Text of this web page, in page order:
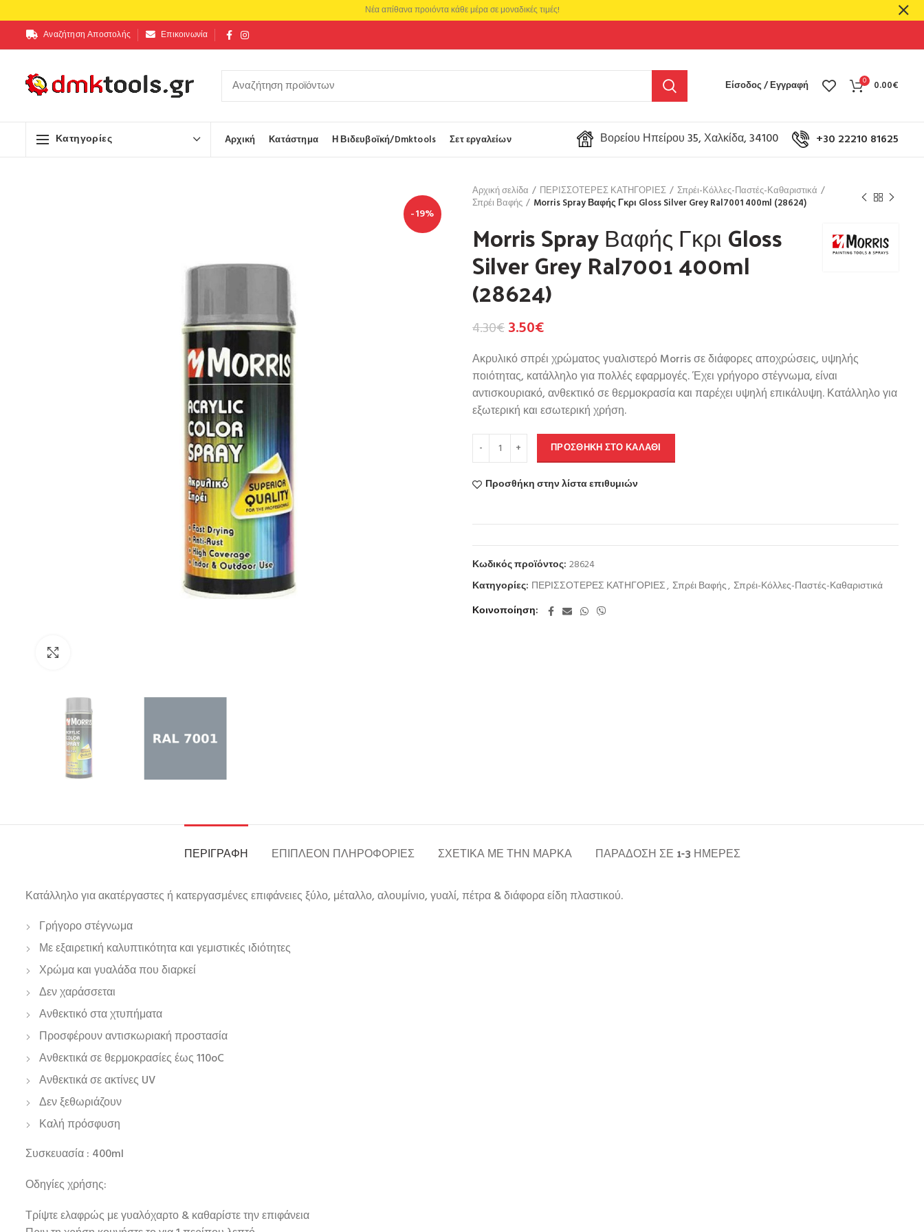
Αναζήτηση Αποστολής Επικοινωνία
Είσοδος / Εγγραφή 0 0.00€
Κατηγορίες Αρχική Κατάστημα Η Βιδευβοϊκή/Dmktools Σετ εργαλείων Βορείου Ηπείρου 35, Χαλκίδα, 34100 +30 22210 81625
-19%
Αρχική σελίδα ΠΕΡΙΣΣΟΤΕΡΕΣ ΚΑΤΗΓΟΡΙΕΣ
Σπρέι-Κόλλες-Παστές-Καθαριστικά
Σπρέι Βαφής
Morris Spray Βαφής Γκρι Gloss Silver Grey Ral7001 400ml (28624)
Morris Spray Βαφής Γκρι Gloss
Silver Grey Ral7001 400ml
(28624)
4.30€3.50€
Ακρυλικό σπρέι χρώματος γυαλιστερό Morris σε διάφορες αποχρώσεις, υψηλής
ποιότητας, κατάλληλο για πολλές εφαρμογές. Έχει γρήγορο στέγνωμα, είναι
αντισκουριακό, ανθεκτικό σε θερμοκρασία και παρέχει υψηλή επικάλυψη. Κατάλληλο για
εξωτερική και εσωτερική χρήση.
ΠΡΟΣΘΉΚΗ ΣΤΟ ΚΑΛΆΘΙ
Προσθήκη στην λίστα επιθυμιών
Κωδικός προϊόντος: 28624
Κατηγορίες: ΠΕΡΙΣΣΟΤΕΡΕΣ ΚΑΤΗΓΟΡΙΕΣ, Σπρέι Βαφής, Σπρέι-Κόλλες-Παστές-Καθαριστικά
Κοινοποίηση
ΠΕΡΙΓΡΑΦΉ ΕΠΙΠΛΈΟΝ ΠΛΗΡΟΦΟΡΊΕΣ ΣΧΕΤΙΚΆ ΜΕ ΤΗΝ ΜΆΡΚΑ ΠΑΡΆΔΟΣΗ ΣΕ 1-3 ΗΜΈΡΕΣ
Κατάλληλο για ακατέργαστες ή κατεργασμένες επιφάνειες ξύλο, μέταλλο, αλουμίνιο, γυαλί, πέτρα & διάφορα είδη πλαστικού.
Γρήγορο στέγνωμα
Με εξαιρετική καλυπτικότητα και γεμιστικές ιδιότητες
Χρώμα και γυαλάδα που διαρκεί
Δεν χαράσσεται
Ανθεκτικό στα χτυπήματα
Προσφέρουν αντισκωριακή προστασία
Ανθεκτικά σε θερμοκρασίες έως 110oC
Ανθεκτικά σε ακτίνες UV
Δεν ξεθωριάζουν
Καλή πρόσφυση
Συσκευασία : 400ml
Οδηγίες χρήσης:
Τρίψτε ελαφρώς με γυαλόχαρτο & καθαρίστε την επιφάνεια
Νέα απίθανα προιόντα κάθε μέρα σε μοναδικές τιμές!